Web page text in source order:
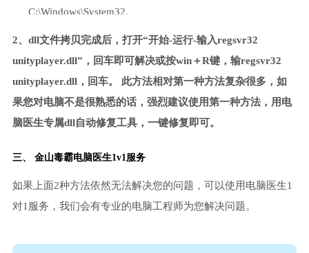
C:\Windows\System32。
2、dll文件拷贝完成后，打开“开始-运行-输入regsvr32
unityplayer.dll”，回车即可解决或按win＋R键，输regsvr32
unityplayer.dll，回车。 此方法相对第一种方法复杂很多，如
果您对电脑不是很熟悉的话，强烈建议使用第一种方法，用电
脑医生专属dll自动修复工具，一键修复即可。
三、 金山毒霸电脑医生1v1服务
如果上面2种方法依然无法解决您的问题，可以使用电脑医生1
对1服务，我们会有专业的电脑工程师为您解决问题。